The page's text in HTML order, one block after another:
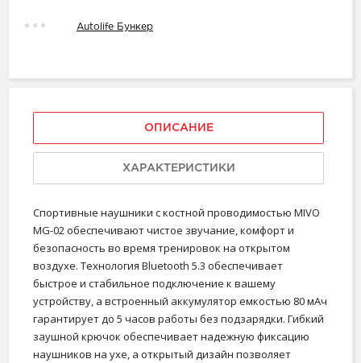
Autolife Бункер
ОПИСАНИЕ
ХАРАКТЕРИСТИКИ
Спортивные наушники с костной проводимостью MIVO
MG-02 обеспечивают чистое звучание, комфорт и
безопасность во время тренировок на открытом
воздухе. Технология Bluetooth 5.3 обеспечивает
быстрое и стабильное подключение к вашему
устройству, а встроенный аккумулятор емкостью 80 мАч
гарантирует до 5 часов работы без подзарядки. Гибкий
заушной крючок обеспечивает надежную фиксацию
наушников на ухе, а открытый дизайн позволяет